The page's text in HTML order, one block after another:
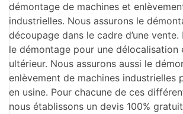
démontage de machines et
industrielles. Nous assurons le
découpage dans le cadre d’une
le démontage pour une délocalisation
ultérieur. Nous assurons aussi le
enlèvement de machines industrielles
en usine. Pour chacune de ces
nous établissons un devis 100%